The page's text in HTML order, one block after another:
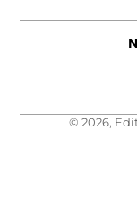
© 2026,